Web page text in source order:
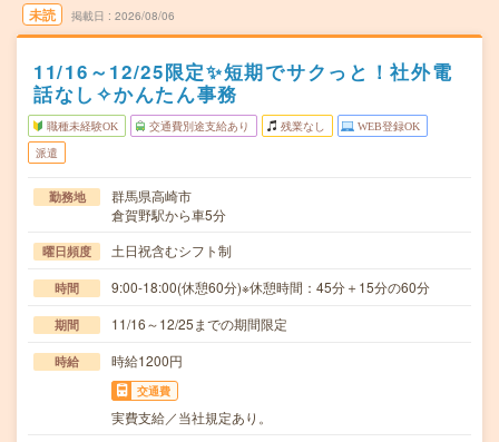
未読 掲載日 2026/08/06
11/16～12/25限定✨短期でサクっと！社外電
話なし✧かんたん事務
職種未経験OK 交通費別途支給あり 残業なし WEB登録OK
派遣
勤務地
群馬県高崎市
倉賀野駅から車5分
曜日頻度 土日祝含むシフト制
時間 9:00-18:00(休憩60分)※休憩時間：45分＋15分の60分
期間 11/16～12/25までの期間限定
時給 時給1200円
交通費
実費支給／当社規定あり。